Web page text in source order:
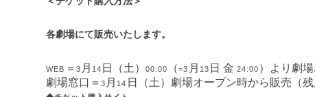
各劇場にて販売いたします。
WEB ＝ 3 月 14 日（土） 00:00 （=3 月 13 日 金 24:00 ）より劇
劇場窓口＝3 月 14 日（土）劇場オープン時から販売（残